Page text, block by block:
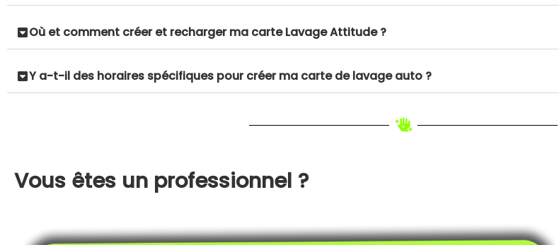
Où et comment créer et recharger ma carte Lavage Attitude ?
Y a-t-il des horaires spécifiques pour créer ma carte de lavage auto ?
Vous êtes un professionnel ?